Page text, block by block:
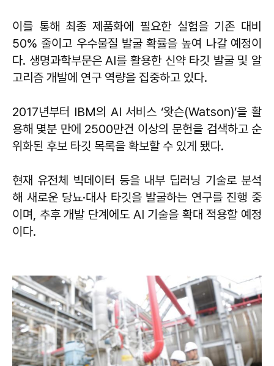
이를 통해 최종 제품화에 필요한 실험을 기존 대비
50% 줄이고 우수물질 발굴 확률을 높여 나갈 예정이
다. 생명과학부문은 AI를 활용한 신약 타깃 발굴 및 알
고리즘 개발에 연구 역량을 집중하고 있다.
2017년부터 IBM의 AI 서비스 ‘왓슨(Watson)’을 활
용해 몇분 만에 2500만건 이상의 문헌을 검색하고 순
위화된 후보 타깃 목록을 확보할 수 있게 됐다.
현재 유전체 빅데이터 등을 내부 딥러닝 기술로 분석
해 새로운 당뇨·대사 타깃을 발굴하는 연구를 진행 중
이며, 추후 개발 단계에도 AI 기술을 확대 적용할 예정
이다.